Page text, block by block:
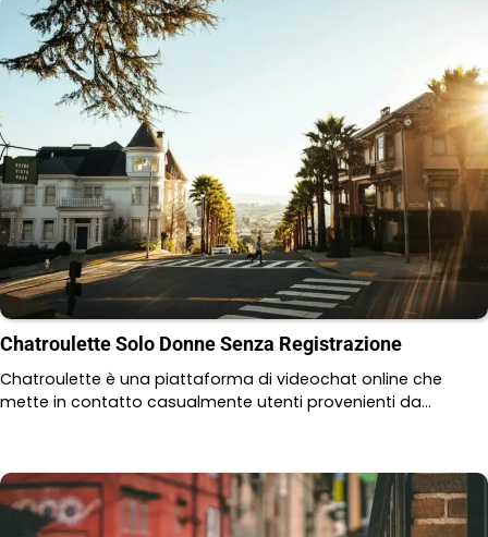
Chatroulette Solo Donne Senza Registrazione
Chatroulette è una piattaforma di videochat online che
mette in contatto casualmente utenti provenienti da…